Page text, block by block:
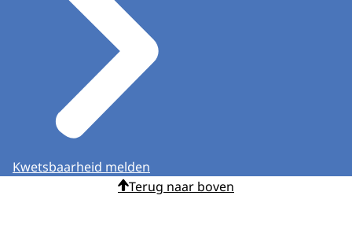
Kwetsbaarheid melden
Terug naar boven